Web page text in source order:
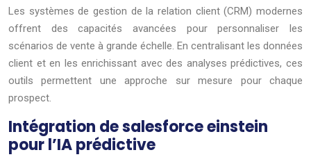
Les systèmes de gestion de la relation client (CRM) modernes
offrent des capacités avancées pour personnaliser les
scénarios de vente à grande échelle. En centralisant les données
client et en les enrichissant avec des analyses prédictives, ces
outils permettent une approche sur mesure pour chaque
prospect.
Intégration de salesforce einstein
pour l’IA prédictive